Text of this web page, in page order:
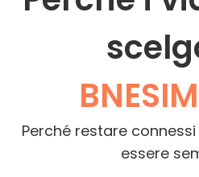
Perché restare
essere